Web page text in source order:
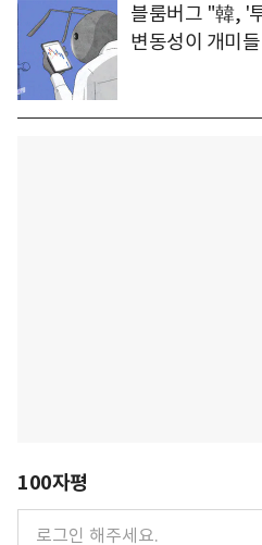
블룸버그 "韓, '
변동성이 개미
100자평